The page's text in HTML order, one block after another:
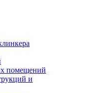
помещений
и